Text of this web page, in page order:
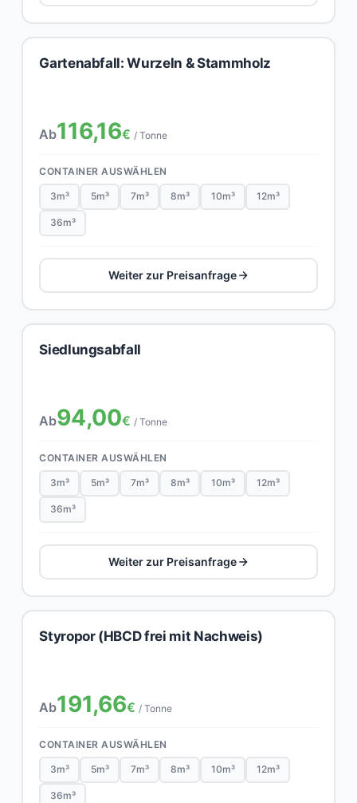
Gartenabfall: Wurzeln & Stammholz
Ab116,16€ / Tonne
CONTAINER AUSWÄHLEN
3m³ 5m³ 7m³ 8m³ 10m³ 12m³
36m³
Weiter zur Preisanfrage
Siedlungsabfall
Ab94,00€ / Tonne
CONTAINER AUSWÄHLEN
3m³ 5m³ 7m³ 8m³ 10m³ 12m³
36m³
Weiter zur Preisanfrage
Styropor (HBCD frei mit Nachweis)
Ab191,66€ / Tonne
CONTAINER AUSWÄHLEN
3m³ 5m³ 7m³ 8m³ 10m³ 12m³
36m³